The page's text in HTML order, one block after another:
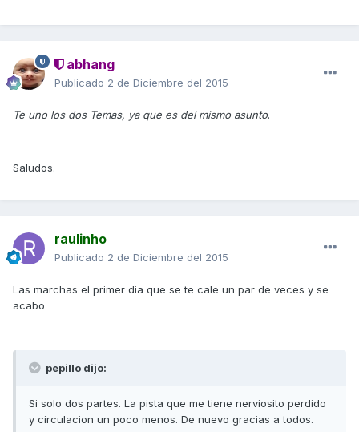
abhang
Publicado 2 de Diciembre del 2015
Te uno los dos Temas, ya que es del mismo asunto.
Saludos.
raulinho
Publicado 2 de Diciembre del 2015
Las marchas el primer dia que se te cale un par de veces y se
acabo
pepillo dijo:
Si solo dos partes. La pista que me tiene nerviosito perdido
y circulacion un poco menos. De nuevo gracias a todos.